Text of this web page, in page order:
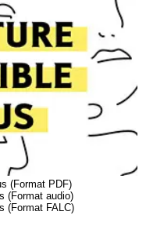
(Format PDF)
(Format audio)
(Format FALC)